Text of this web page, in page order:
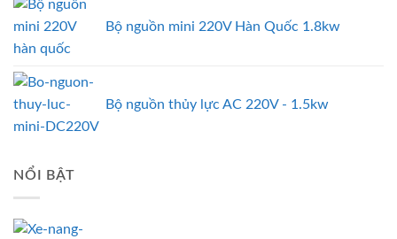
Bộ nguồn mini 220V Hàn Quốc 1.8kw
Bộ nguồn thủy lực AC 220V - 1.5kw
NỔI BẬT